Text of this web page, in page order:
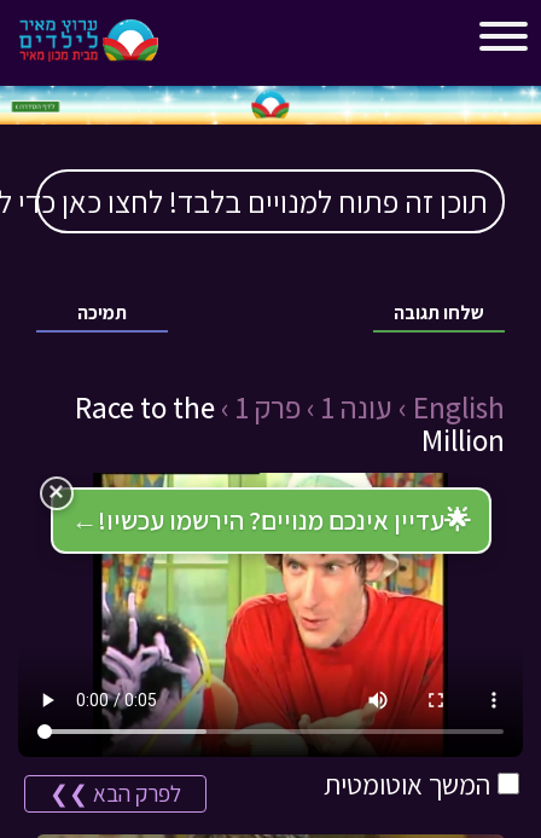
תוכן זה פתוח למנויים בלבד! לחצו כאן כדי
תמיכה שלחו תגובה
English › עונה 1 › פרק 1 ›
Race to the
Million
🌟עדיין אינכם מנויים? הירשמו עכשיו! ←
×
המשך אוטומטית לפרק הבא ❯❯